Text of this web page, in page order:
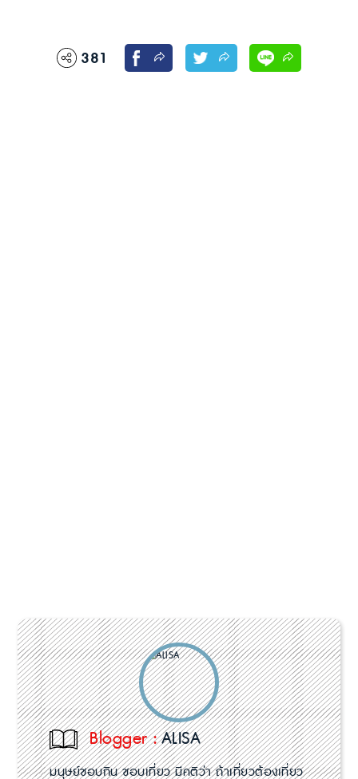
381
Blogger :ALISA
มนุษย์ชอบกิน ชอบเที่ยว มีคติว่า ถ้าเที่ยวต้องเที่ยว